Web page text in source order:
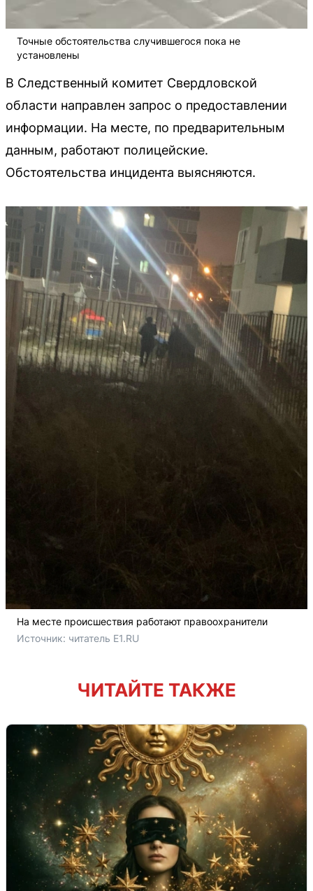
Точные обстоятельства случившегося пока не
установлены
В Следственный комитет Свердловской
области направлен запрос о предоставлении
информации. На месте, по предварительным
данным, работают полицейские.
Обстоятельства инцидента выясняются.
На месте происшествия работают правоохранители
Источник: читатель E1.RU
ЧИТАЙТЕ ТАКЖЕ